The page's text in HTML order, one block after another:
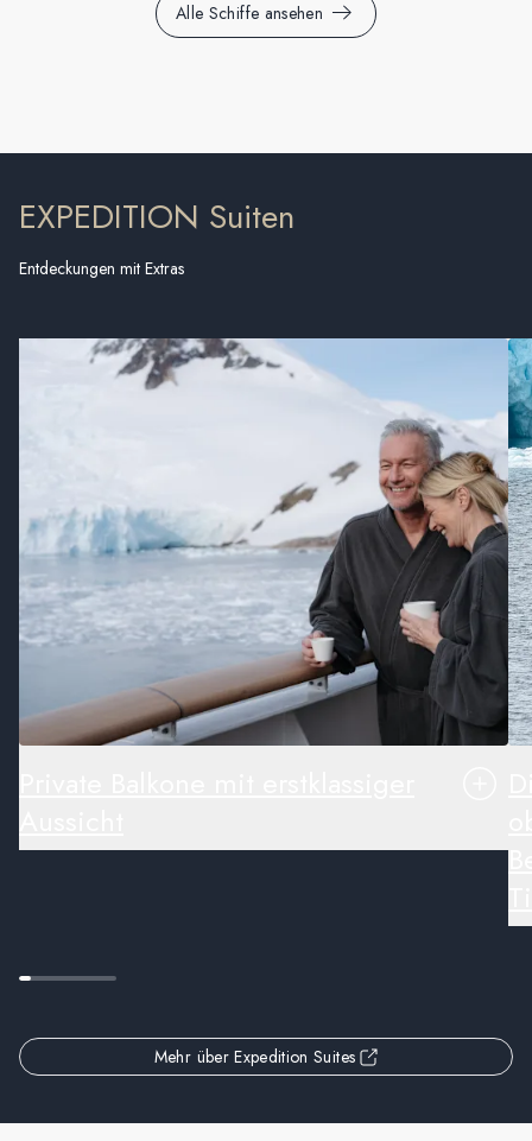
Alle Schiffe ansehen
EXPEDITION Suiten
Entdeckungen mit Extras
Mehr über Expedition Suites